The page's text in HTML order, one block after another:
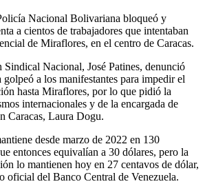
Nacional Bolivariana bloqueó y
a cientos de trabajadores que intentaban
de Miraflores, en el centro de Caracas.
Nacional, José Patines, denunció
a los manifestantes para impedir el
hasta Miraflores, por lo que pidió la
internacionales y de la encargada de
Caracas, Laura Dogu.
desde marzo de 2022 en 130
entonces equivalían a 30 dólares, pero la
lo mantienen hoy en 27 centavos de dólar,
oficial del Banco Central de Venezuela.